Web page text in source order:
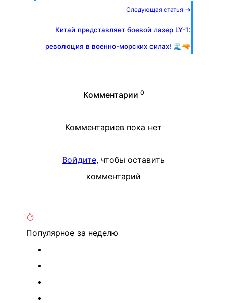
Следующая статья →
Китай представляет боевой лазер LY-1:
революция в военно-морских силах! 🌊🔫
Комментарии 0
Комментариев пока нет
Войдите, чтобы оставить
комментарий
Популярное за неделю